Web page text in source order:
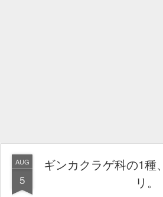
AUG
5
ギンカクラゲ科の1種
リ。